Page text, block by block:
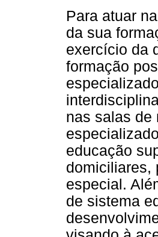
Para atuar
da sua
exercício da
formação
nas salas de
educação
domiciliares,
especial.
de sistema